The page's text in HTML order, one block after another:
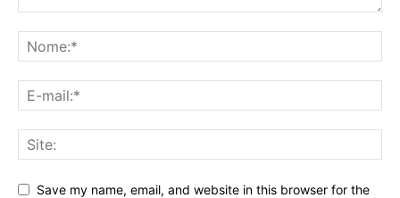
Save my name, email, and website in this browser for the